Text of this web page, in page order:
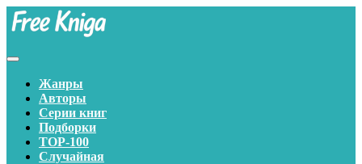
Жанры
Авторы
Серии книг
Подборки
TOP-100
Случайная